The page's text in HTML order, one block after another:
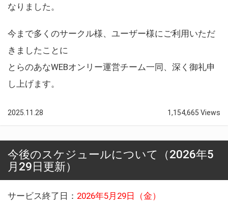
なりました。
今まで多くのサークル様、ユーザー様にご利用いただ
きましたことに
とらのあなWEBオンリー運営チーム一同、深く御礼申
し上げます。
2025.11.28 1,154,665 Views
今後のスケジュールについて（2026年5
月29日更新）
サービス終了日： 2026年5月29日（金）